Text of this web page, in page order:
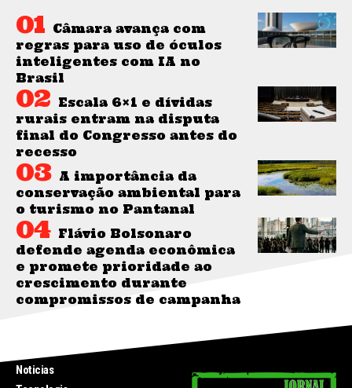
Câmara avança com
regras para uso de óculos
inteligentes com IA no
Brasil
Escala 6×1 e dívidas
rurais entram na disputa
final do Congresso antes do
recesso
A importância da
conservação ambiental para
o turismo no Pantanal
Flávio Bolsonaro
defende agenda econômica
e promete prioridade ao
crescimento durante
compromissos de campanha
Noticias